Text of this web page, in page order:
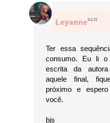
Leyanne9.2.21
Ter essa
consumo. Eu li
escrita da
aquele final,
próximo e
você.
bjs